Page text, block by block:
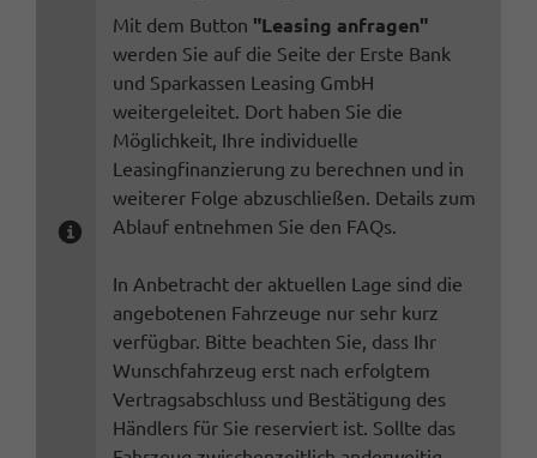
Mit dem Button "Leasing anfragen"
werden Sie auf die Seite der Erste Bank
und Sparkassen Leasing GmbH
weitergeleitet. Dort haben Sie die
Möglichkeit, Ihre individuelle
Leasingfinanzierung zu berechnen und in
weiterer Folge abzuschließen. Details zum
Ablauf entnehmen Sie den FAQs.
In Anbetracht der aktuellen Lage sind die
angebotenen Fahrzeuge nur sehr kurz
verfügbar. Bitte beachten Sie, dass Ihr
Wunschfahrzeug erst nach erfolgtem
Vertragsabschluss und Bestätigung des
Händlers für Sie reserviert ist. Sollte das